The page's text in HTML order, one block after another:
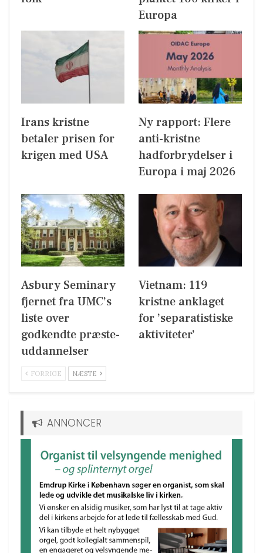
Europa
Irans kristne
betaler prisen for
krigen med USA
Ny rapport: Flere
anti-kristne
hadforbrydelser i
Europa i maj 2026
Asbury Seminary
fjernet fra UMC’s
liste over
godkendte præste-
uddannelser
Vietnam: 119
kristne anklaget
for ’separatistiske
aktiviteter’
FORRIGE NÆSTE
ANNONCER